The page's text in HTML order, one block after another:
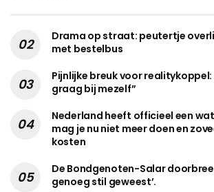
Drama op straat: peutertje
met bestelbus
Pijnlijke breuk voor realitykoppel:
graag bij mezelf”
Nederland heeft officieel een
mag je nu niet meer doen en
kosten
De Bondgenoten-Salar
genoeg stil geweest’.